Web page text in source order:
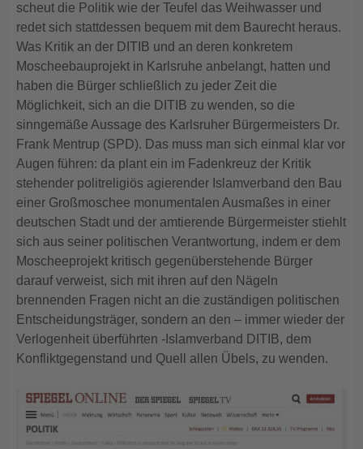
scheut die Politik wie der Teufel das Weihwasser und
redet sich stattdessen bequem mit dem Baurecht heraus.
Was Kritik an der DITIB und an deren konkretem
Moscheebauprojekt in Karlsruhe anbelangt, hatten und
haben die Bürger schließlich zu jeder Zeit die
Möglichkeit, sich an die DITIB zu wenden, so die
sinngemäße Aussage des Karlsruher Bürgermeisters Dr.
Frank Mentrup (SPD). Das muss man sich einmal klar vor
Augen führen: da plant ein im Fadenkreuz der Kritik
stehender politreligiös agierender Islamverband den Bau
einer Großmoschee monumentalen Ausmaßes in einer
deutschen Stadt und der amtierende Bürgermeister stiehlt
sich aus seiner politischen Verantwortung, indem er dem
Moscheeprojekt kritisch gegenüberstehende Bürger
darauf verweist, sich mit ihren auf den Nägeln
brennenden Fragen nicht an die zuständigen politischen
Entscheidungsträger, sondern an den – immer wieder der
Verlogenheit überführten -Islamverband DITIB, dem
Konfliktgegenstand und Quell allen Übels, zu wenden.